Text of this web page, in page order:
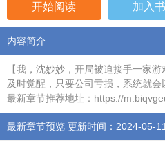
开始阅读 加入
内容简介
【我，沈妙妙，开局被迫接手一家
及时觉醒，只要公司亏损，系统就会
最新章节推荐地址：https://
最新章节预览 更新时间：2024-05-